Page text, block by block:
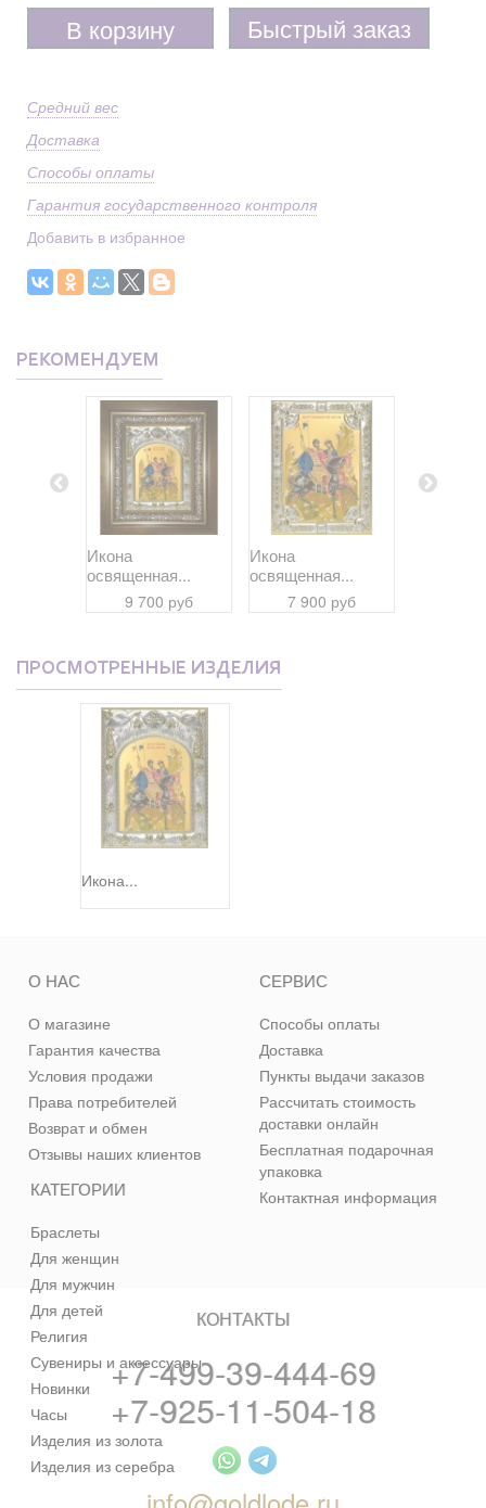
В корзину Быстрый заказ
Средний вес
Доставка
Способы оплаты
Гарантия государственного контроля
Добавить в избранное
РЕКОМЕНДУЕМ
Икона
освященная...
9 700 руб
Икона
освященная...
7 900 руб
ПРОСМОТРЕННЫЕ ИЗДЕЛИЯ
Икона...
КАТЕГОРИИ
Браслеты
Для женщин
Для мужчин
Для детей
Религия
Сувениры и аксессуары
Новинки
Часы
Изделия из золота
Изделия из серебра
О НАС
О магазине
Гарантия качества
Условия продажи
Права потребителей
Возврат и обмен
Отзывы наших клиентов
СЕРВИС
Способы оплаты
Доставка
Пункты выдачи заказов
Рассчитать стоимость
доставки онлайн
Бесплатная подарочная
упаковка
Контактная информация
КОНТАКТЫ
+7-499-39-444-69
+7-925-11-504-18